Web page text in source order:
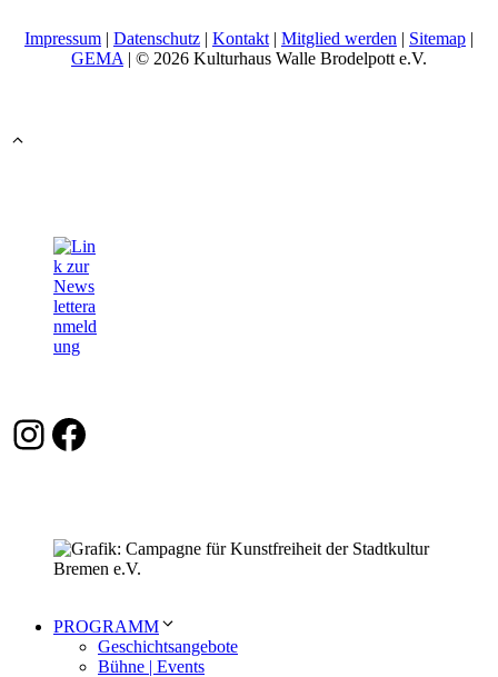
Impressum | Datenschutz | Kontakt | Mitglied werden | Sitemap |
GEMA | © 2026 Kulturhaus Walle Brodelpott e.V.
Instagram Facebook
PROGRAMM
Geschichtsangebote
Bühne | Events